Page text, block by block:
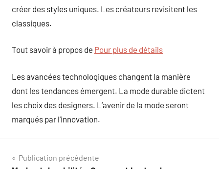
créer des styles uniques. Les créateurs revisitent les
classiques.
Tout savoir à propos de Pour plus de détails
Les avancées technologiques changent la manière
dont les tendances émergent. La mode durable dictent
les choix des designers. L’avenir de la mode seront
marqués par l’innovation.
Navigation
Publication précédente